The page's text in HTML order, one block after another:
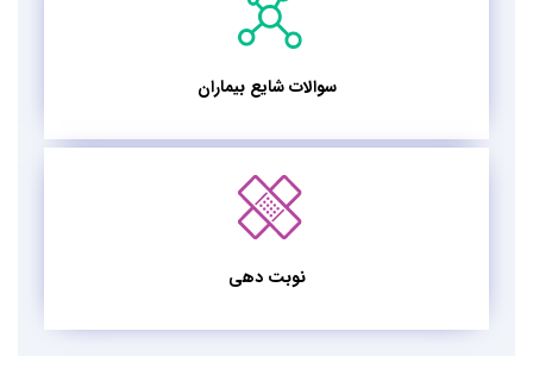
سوالات شایع بیماران
نوبت دهی